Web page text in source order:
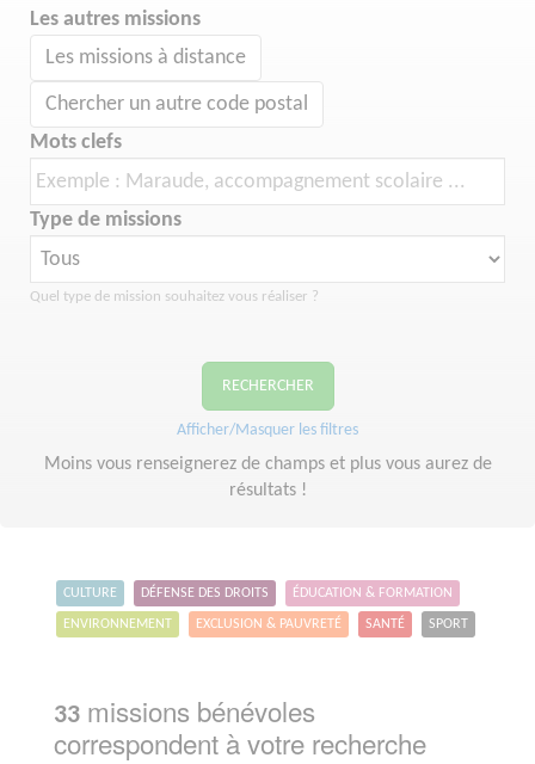
Les autres missions
Les missions à distance
Chercher un autre code postal
Mots clefs
Type de missions
Quel type de mission souhaitez vous réaliser ?
RECHERCHER
Afficher/Masquer les filtres
Moins vous renseignerez de champs et plus vous aurez de
résultats !
CULTURE DÉFENSE DES DROITS ÉDUCATION & FORMATION
ENVIRONNEMENT EXCLUSION & PAUVRETÉ SANTÉ SPORT
33 missions bénévoles
correspondent à votre recherche